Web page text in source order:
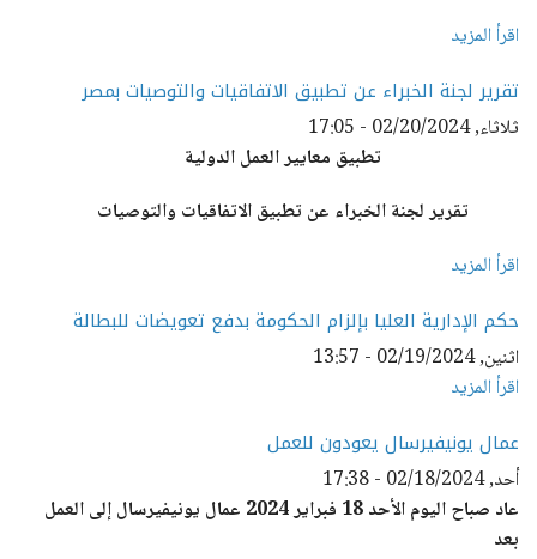
اقرأ المزيد
تقرير لجنة الخبراء عن تطبيق الاتفاقيات والتوصيات بمصر
ثلاثاء, 02/20/2024 - 17:05
تطبيق معايير العمل الدولية
تقرير لجنة الخبراء عن تطبيق الاتفاقيات والتوصيات
اقرأ المزيد
حكم الإدارية العليا بإلزام الحكومة بدفع تعويضات للبطالة
اثنين, 02/19/2024 - 13:57
اقرأ المزيد
عمال يونيفيرسال يعودون للعمل
أحد, 02/18/2024 - 17:38
عاد صباح اليوم الأحد 18 فبراير 2024 عمال يونيفيرسال إلى العمل
بعد